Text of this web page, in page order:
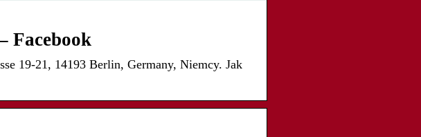
Facebook
19-21, 14193 Berlin, Germany, Niemcy. Jak